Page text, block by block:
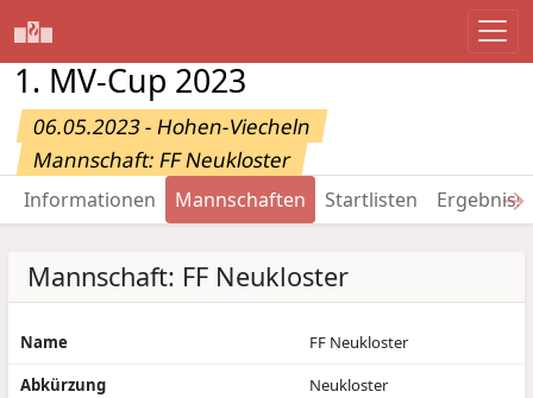
1. MV-Cup 2023
06.05.2023 - Hohen-Viecheln
Mannschaft: FF Neukloster
Informationen Mannschaften Startlisten →
Mannschaft: FF Neukloster
Name
FF Neukloster
Abkürzung
Neukloster